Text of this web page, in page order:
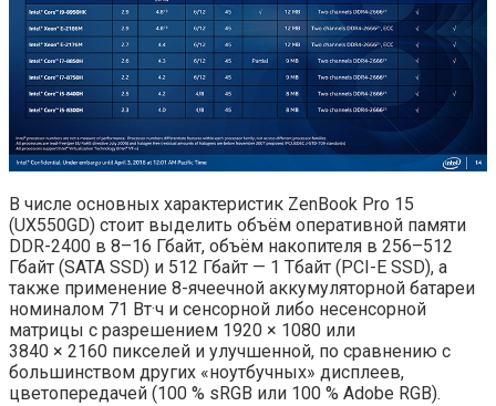
В числе основных характеристик ZenBook Pro 15
(UX550GD) стоит выделить объём оперативной памяти
DDR-2400 в 8–16 Гбайт, объём накопителя в 256–512
Гбайт (SATA SSD) и 512 Гбайт — 1 Тбайт (PCI-E SSD), а
также применение 8-ячеечной аккумуляторной батареи
номиналом 71 Вт·ч и сенсорной либо несенсорной
матрицы с разрешением 1920 × 1080 или
3840 × 2160 пикселей и улучшенной, по сравнению с
большинством других «ноутбучных» дисплеев,
цветопередачей (100 % sRGB или 100 % Adobe RGB).